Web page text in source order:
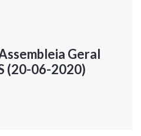
Geral
(20-06-2020)